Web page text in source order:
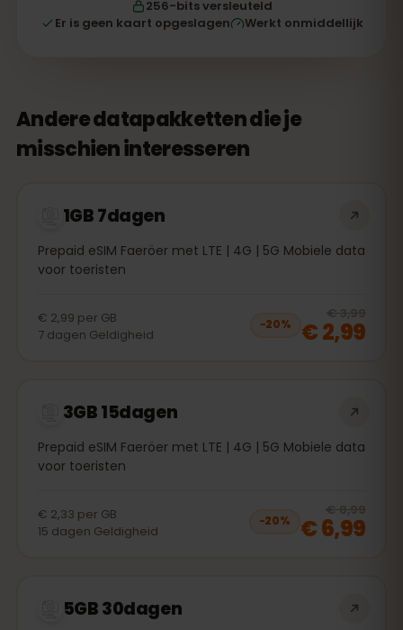
256-bits versleuteld
Er is geen kaart opgeslagen
Werkt onmiddellijk
Andere datapakketten die je
misschien interesseren
1GB 7dagen
Prepaid eSIM Faeröer met LTE | 4G | 5G Mobiele data
voor toeristen
€ 2,99 per GB
7 dagen Geldigheid
−20%
€ 3,99
€ 2,99
3GB 15dagen
Prepaid eSIM Faeröer met LTE | 4G | 5G Mobiele data
voor toeristen
€ 2,33 per GB
15 dagen Geldigheid
−20%
€ 8,99
€ 6,99
5GB 30dagen